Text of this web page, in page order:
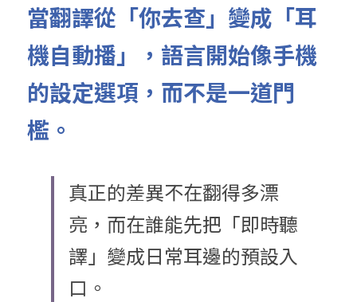
當翻譯從「你去查」變成「耳
機自動播」，語言開始像手機
的設定選項，而不是一道門
檻。
真正的差異不在翻得多漂
亮，而在誰能先把「即時聽
譯」變成日常耳邊的預設入
口。